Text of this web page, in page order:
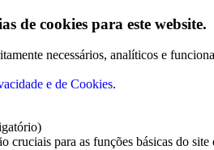
de cookies para este website.
necessários, analíticos e
e de Cookies.
cruciais para as funções básicas do